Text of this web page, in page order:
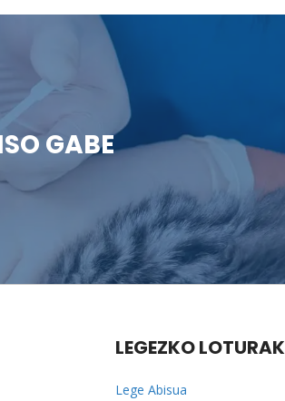
GABE
LEGEZKO LOTURAK
Lege Abisua